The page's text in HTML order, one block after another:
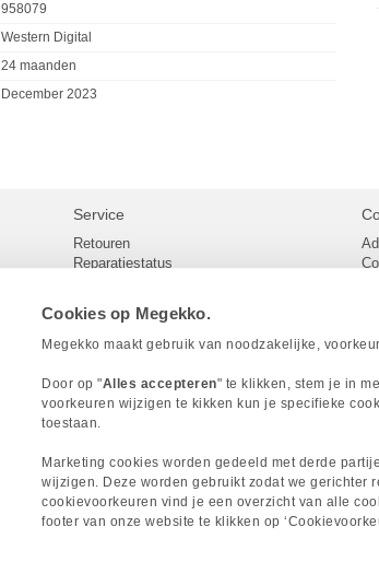
Cookies op Megekko.
Megekko maakt gebruik van noodzakelijke,
Door op "Alles accepteren" te klikken, stem je in
voorkeuren wijzigen te kikken kun je specifieke
toestaan.
Marketing cookies worden gedeeld met derde
wijzigen. Deze worden gebruikt zodat we gerichter
cookievoorkeuren vind je een overzicht van alle
footer van onze website te klikken op
958079
Western Digital
24 maanden
December 2023
Service
Retouren
Reparatiestatus
Herroepingsrecht
Betaalmethoden
Megekko builds
Toegankelijkheid